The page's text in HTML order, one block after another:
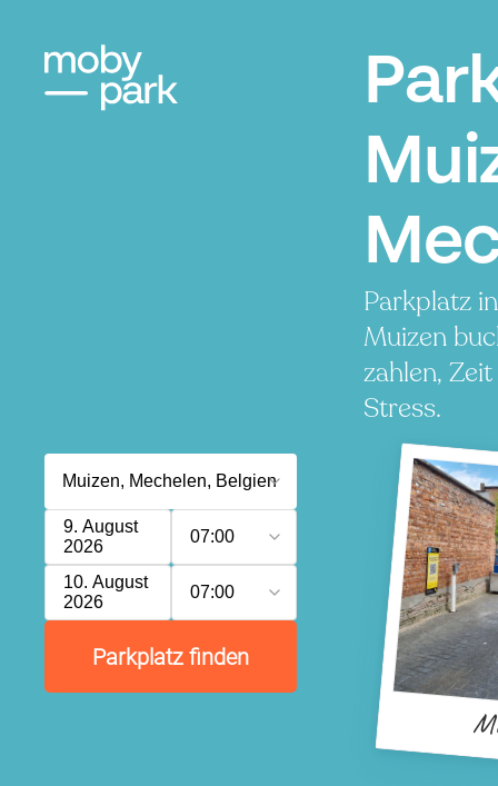
Parkplatz
Muizen
zahlen,
Stress.
9. August
2026
07:00
10. August
2026
07:00
Parkplatz finden